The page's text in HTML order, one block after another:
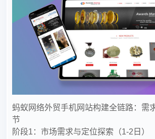
蚂蚁网络外贸手机网站构建全链路：需
节
阶段1：市场需求与定位探索（1-2日）